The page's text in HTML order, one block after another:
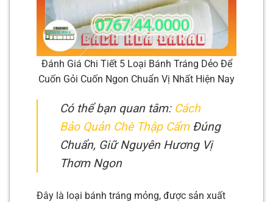
Đánh Giá Chi Tiết 5 Loại Bánh Tráng Dẻo Để
Cuốn Gỏi Cuốn Ngon Chuẩn Vị Nhất Hiện Nay
Có thể bạn quan tâm: Cách
Bảo Quản Chè Thập CẩmĐúng
Chuẩn, Giữ Nguyên Hương Vị
Thơm Ngon
Đây là loại bánh tráng mỏng, được sản xuất